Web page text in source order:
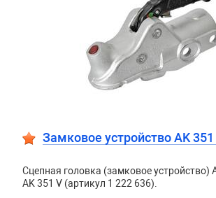
Замковое устройство AK
Сцепная головка (замковое устройство)
AK 351 V (артикул 1 222 636).